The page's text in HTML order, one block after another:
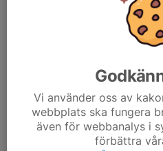
Vi använder oss av
webbplats ska fungera
även för webbanalys i
förbättra